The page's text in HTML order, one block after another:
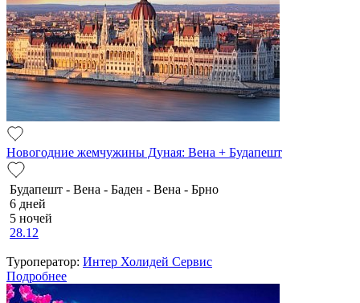
Новогодние жемчужины Дуная: Вена + Будапешт
Будапешт - Вена - Баден - Вена - Брно
6 дней
5 ночей
28.12
Туроператор: Интер Холидей Сервис
Подробнее